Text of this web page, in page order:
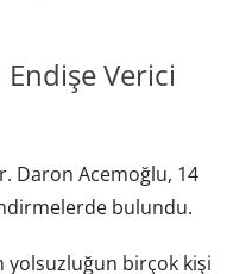
Verici
Daron Acemoğlu, 14
bulundu.
yolsuzluğun birçok kişi